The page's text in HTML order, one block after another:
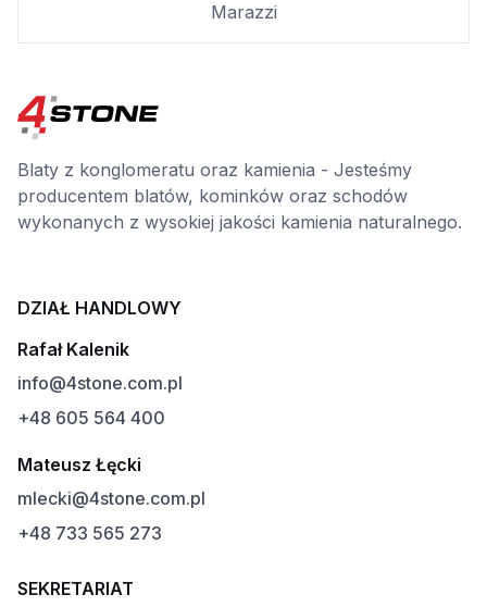
Marazzi
Blaty z konglomeratu oraz kamienia - Jesteśmy
producentem blatów, kominków oraz schodów
wykonanych z wysokiej jakości kamienia naturalnego.
DZIAŁ HANDLOWY
Rafał Kalenik
info@4stone.com.pl
+48 605 564 400
Mateusz Łęcki
mlecki@4stone.com.pl
+48 733 565 273
SEKRETARIAT